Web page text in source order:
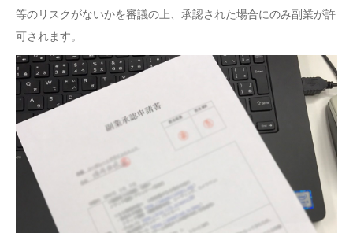
等のリスクがないかを審議の上、承認された場合にのみ副業が許
可されます。